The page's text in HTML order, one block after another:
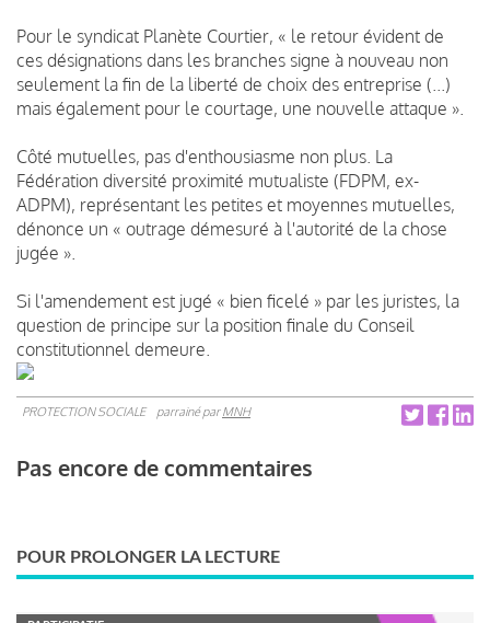
Pour le syndicat Planète Courtier, « le retour évident de
ces désignations dans les branches signe à nouveau non
seulement la fin de la liberté de choix des entreprise (...)
mais également pour le courtage, une nouvelle attaque ».
Côté mutuelles, pas d'enthousiasme non plus. La
Fédération diversité proximité mutualiste (FDPM, ex-
ADPM), représentant les petites et moyennes mutuelles,
dénonce un « outrage démesuré à l'autorité de la chose
jugée ».
Si l'amendement est jugé « bien ficelé » par les juristes, la
question de principe sur la position finale du Conseil
constitutionnel demeure.
PROTECTION SOCIALE parrainé parMNH
Pas encore de commentaires
POUR PROLONGER LA LECTURE